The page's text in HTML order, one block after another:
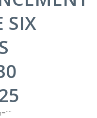
SIX